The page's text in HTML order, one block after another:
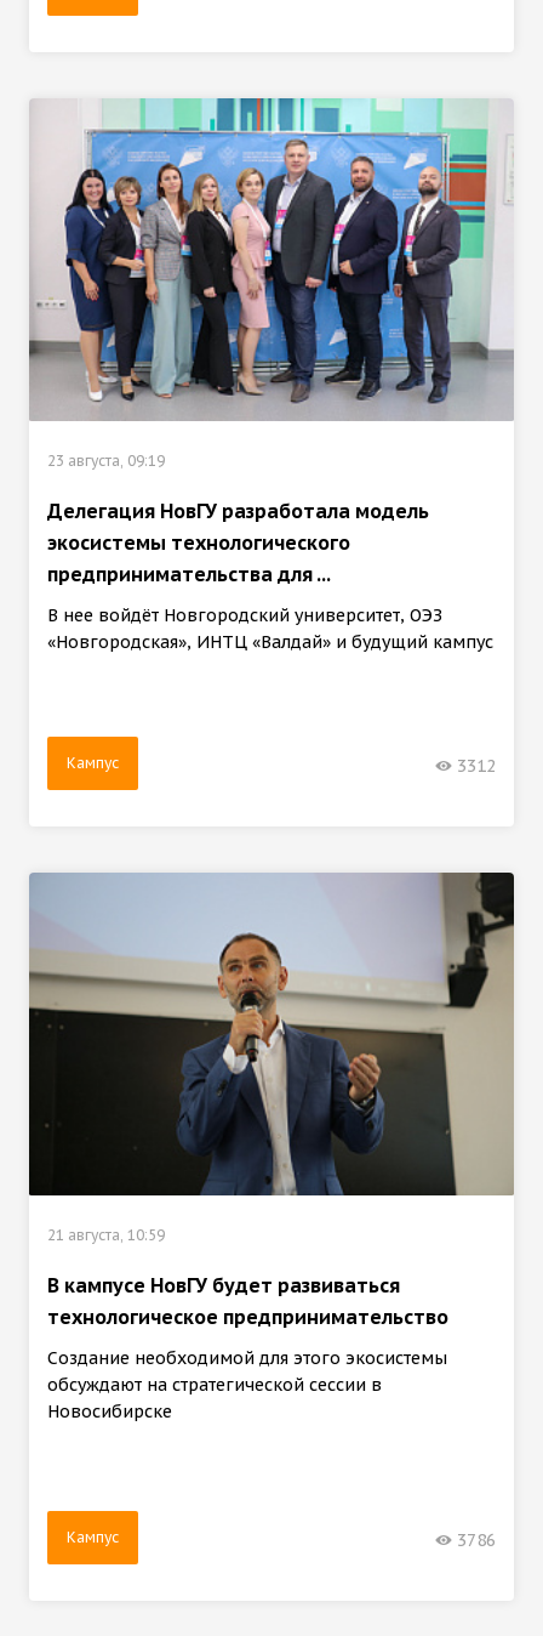
23 августа, 09:19
Делегация НовГУ разработала модель
экосистемы технологического
предпринимательства для ...
В нее войдёт Новгородский университет, ОЭЗ
«Новгородская», ИНТЦ «Валдай» и будущий кампус
Кампус 3312
21 августа, 10:59
В кампусе НовГУ будет развиваться
технологическое предпринимательство
Создание необходимой для этого экосистемы
обсуждают на стратегической сессии в
Новосибирске
Кампус 3786